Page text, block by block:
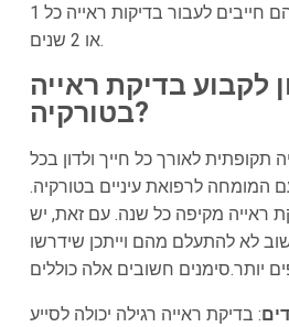
את עיניו. אחרי כיתה א', הם חייבים לעבור בדיקות ראייה כל 1
או 2 שנים.
לקבוע בדיקת ראייה
בטורקיה?
תקופתית לאורך כל חייך ולדון בכל
המומחה לרפואת עיניים בטורקיה.
ראייה מקיפה כל שנה. עם זאת, יש
לא להתעלם מהם וייתכן שידרשו
: בדיקת ראייה רגילה יכולה לסייע